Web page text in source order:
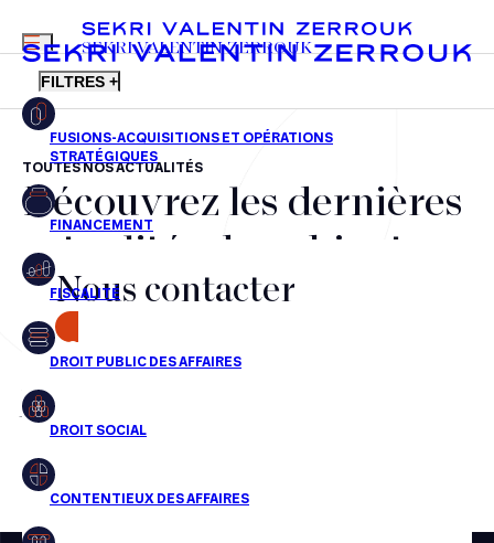
FR EN
MENU
SEKRI VALENTIN ZERROUK
FILTRES +
Fusions-acquisitions et opérations stratégiques
Financement
Fiscalité
Droit public des affaires
Droit social
Droit immobilier
Restructuring
TOUTES NOS ACTUALITÉS
Découvrez les dernières
actualités du cabinet,
nos récompenses et nos
transactions, jour après
jour
Aucun résultats pour cette recherche
Nous contacter